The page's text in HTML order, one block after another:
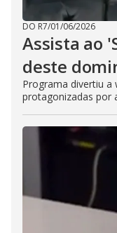
DO R7/01/06/2026
Assista ao
deste
Programa divertiu a
protagonizadas por